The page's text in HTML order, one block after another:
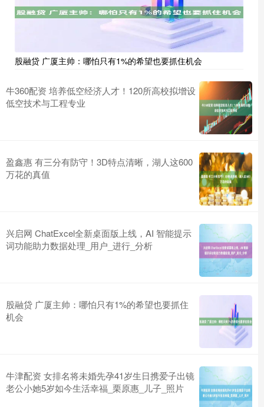
股融贷 广厦主帅：哪怕只有1%的希望也要抓住机会
牛360配资 培养低空经济人才！120所高校拟增设
低空技术与工程专业
盈鑫惠 有三分有防守！3D特点清晰，湖人这600
万花的真值
兴启网 ChatExcel全新桌面版上线，AI 智能提示
词功能助力数据处理_用户_进行_分析
股融贷 广厦主帅：哪怕只有1%的希望也要抓住
机会
牛津配资 女排名将未婚先孕41岁生日携爱子出镜
老公小她5岁如今生活幸福_栗原惠_儿子_照片